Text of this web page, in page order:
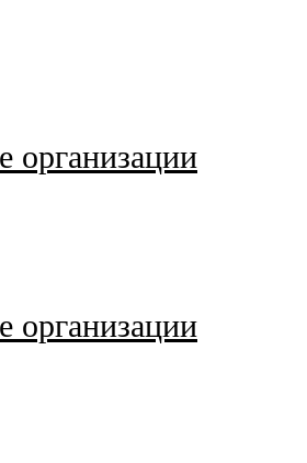
организации
организации